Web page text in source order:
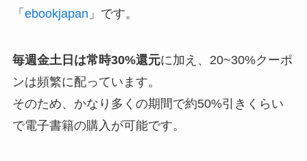
「 ebookjapan 」です。
毎週金土日は常時30%還元に加え、20~30%クーポ
ンは頻繁に配っています。
そのため、かなり多くの期間で約50%引きくらい
で電子書籍の購入が可能です。